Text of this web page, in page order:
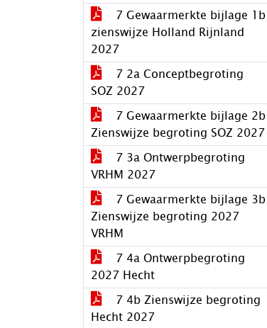
7 Gewaarmerkte bijlage 1b
zienswijze Holland Rijnland
2027
7 2a Conceptbegroting
SOZ 2027
7 Gewaarmerkte bijlage 2b
Zienswijze begroting SOZ 2027
7 3a Ontwerpbegroting
VRHM 2027
7 Gewaarmerkte bijlage 3b
Zienswijze begroting 2027
VRHM
7 4a Ontwerpbegroting
2027 Hecht
7 4b Zienswijze begroting
Hecht 2027